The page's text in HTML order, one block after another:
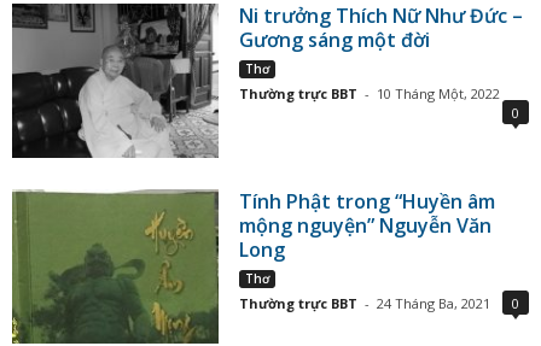
Ni trưởng Thích Nữ Như Đức –
Gương sáng một đời
Thơ
Thường trực BBT - 10 Tháng Một, 2022
0
Tính Phật trong “Huyền âm
mộng nguyện” Nguyễn Văn
Long
Thơ
Thường trực BBT - 24 Tháng Ba, 2021 0